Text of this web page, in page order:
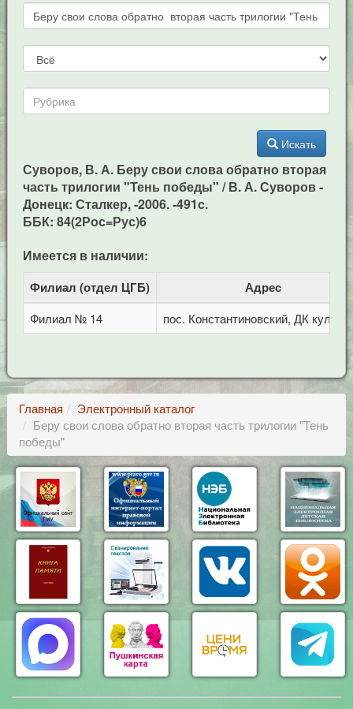
Искать
Суворов, В. А. Беру свои слова обратно вторая
часть трилогии "Тень победы" / В. А. Суворов -
Донецк: Сталкер, -2006. -491c.
ББК: 84(2Рос=Рус)6
Имеется в наличии:
Филиал (отдел ЦГБ) Адрес
Филиал № 14 пос. Константиновский, ДК
Главная
Электронный каталог
Беру свои слова обратно вторая часть трилогии "Тень
победы"